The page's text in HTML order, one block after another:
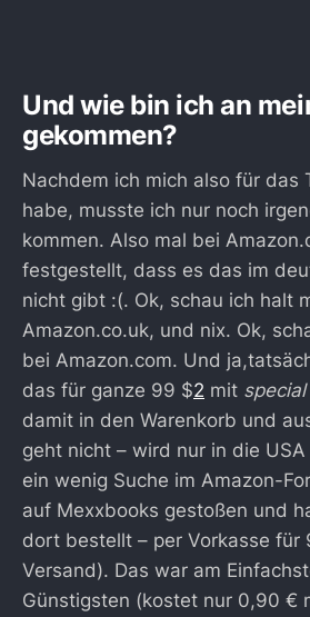
Und wie bin ich an
gekommen?
Nachdem ich mich also für das
habe, musste ich nur noch
kommen. Also mal bei
festgestellt, dass es das im
nicht gibt :(. Ok, schau ich halt
Amazon.co.uk, und nix. Ok,
bei Amazon.com. Und
das für ganze 99 $2 mit
damit in den Warenkorb und
geht nicht – wird nur in die
ein wenig Suche im Amazon-
auf Mexxbooks gestoßen und
dort bestellt – per Vorkasse für
Versand). Das war am
Günstigsten (kostet nur 0,90 €